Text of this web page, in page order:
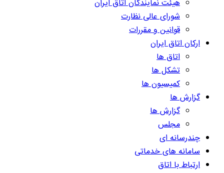
هیئت نمایندگان اتاق ایران
شورای عالی نظارت
قوانین و مقررات
ارکان اتاق ایران
اتاق ها
تشکل ها
کمیسیون ها
گزارش ها
گزارش ها
مجلس
چندرسانه ای
سامانه های خدماتی
ارتباط با اتاق